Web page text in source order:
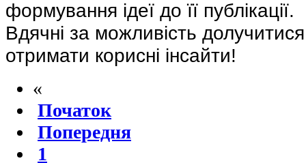
формування ідеї до її публікації.
Вдячні за можливість
отримати корисні інсайти!
«
Початок
Попередня
1